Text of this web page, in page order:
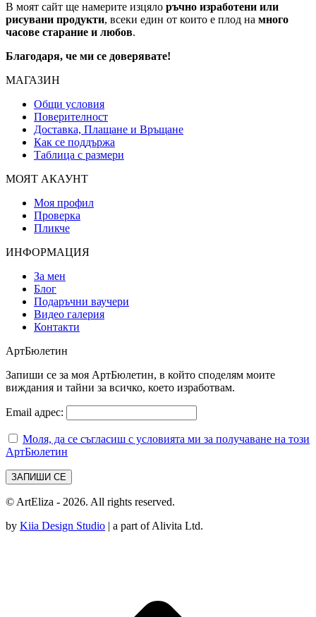
В моят сайт ще намерите изцяло ръчно изработени или
рисувани продукти, всеки един от които е плод на много
часове старание и любов.
Благодаря, че ми се доверявате!
МАГАЗИН
Общи условия
Поверителност
Доставка, Плащане и Връщане
Как се поддържа
Таблица с размери
МОЯТ АКАУНТ
Моя профил
Проверка
Пликче
ИНФОРМАЦИЯ
За мен
Блог
Подаръчни ваучери
Видео галерия
Контакти
АртБюлетин
Запиши се за моя АртБюлетин, в който споделям моите
виждания и тайни за всичко, което изработвам.
Email адрес:
Моля, да се съгласиш с условията ми за получаване на този
АртБюлетин
© ArtEliza - 2026. All rights reserved.
by Kiia Design Studio | a part of Alivita Ltd.